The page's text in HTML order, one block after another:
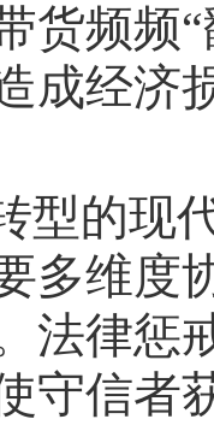
货频频
成经济
型的现
多维度
法律惩
守信者